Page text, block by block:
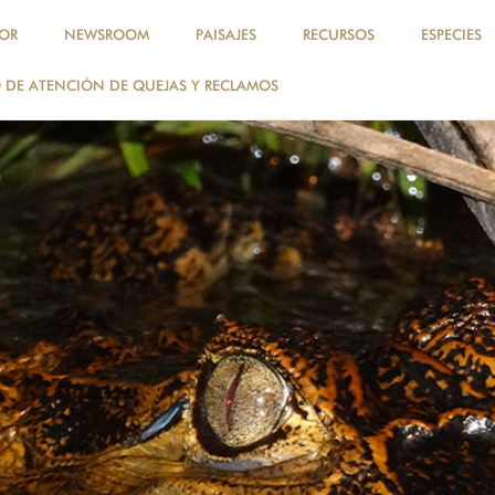
NEWSROOM PAISAJES RECURSOS ESPECIES
ATENCIÓN DE QUEJAS Y RECLAMOS